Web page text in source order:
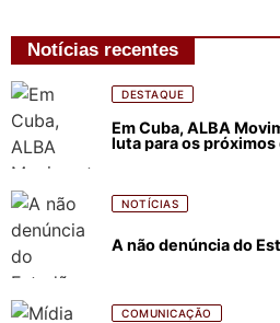
Notícias recentes
DESTAQUE
Em Cuba, ALBA
luta para os
NOTÍCIAS
A não denúncia do
COMUNICAÇÃO